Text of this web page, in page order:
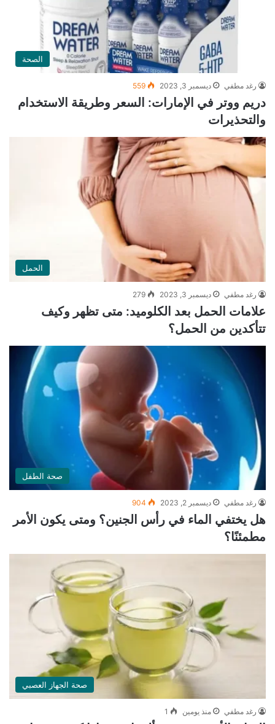
الصحة
رغد مطفي ديسمبر 3, 2023 559
دريم ووتر في الإمارات: السعر وطريقة الاستخدام
والتحذيرات
الحمل
رغد مطفي ديسمبر 3, 2023 279
علامات الحمل بعد الكلوميد: متى تظهر وكيف
تتأكدين من الحمل؟
صحة الطفل
رغد مطفي ديسمبر 2, 2023 904
هل يختفي الماء في رأس الجنين؟ ومتى يكون الأمر
مطمئنًا؟
صحة الجهاز العصبي
رغد مطفي منذ يومين 1